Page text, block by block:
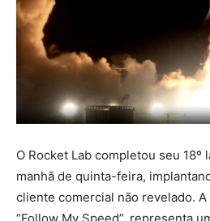
O Rocket Lab completou seu 18º
manhã de quinta-feira,
cliente comercial não revelado. A